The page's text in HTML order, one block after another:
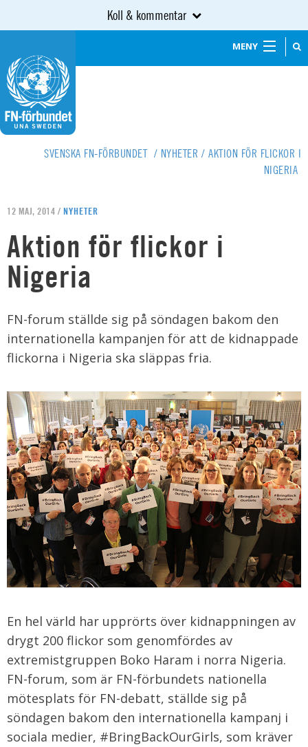
Koll & kommentar
MENY
SVENSKA FN-FÖRBUNDET / NYHETER / AKTION FÖR FLICKOR I
NIGERIA
12 MAJ, 2014 / NYHETER
Aktion för flickor i
Nigeria
FN-forum ställde sig på söndagen bakom den
internationella kampanjen för att de kidnappade
flickorna i Nigeria ska släppas fria.
En hel värld har upprörts över kidnappningen av
drygt 200 flickor som genomfördes av
extremistgruppen Boko Haram i norra Nigeria.
FN-forum, som är FN-förbundets nationella
mötesplats för FN-debatt, ställde sig på
söndagen bakom den internationella kampanj i
sociala medier, #BringBackOurGirls, som kräver